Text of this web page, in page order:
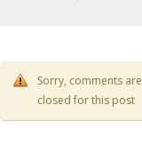
Sorry, comments are
closed for this post